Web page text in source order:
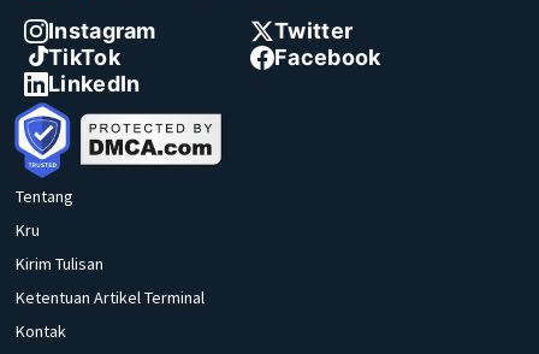
Instagram
Twitter
TikTok
Facebook
LinkedIn
Tentang
Kru
Kirim Tulisan
Ketentuan Artikel Terminal
Kontak